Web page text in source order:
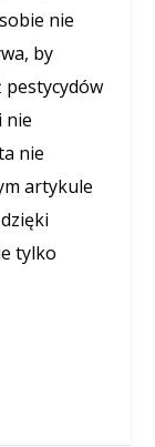
nie
by
pestycydów
nie
nie
artykule
tylko